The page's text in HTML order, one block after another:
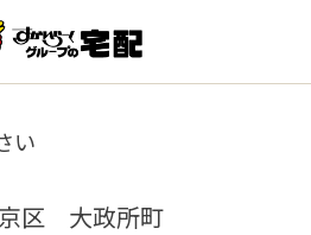
い
区 大政所町